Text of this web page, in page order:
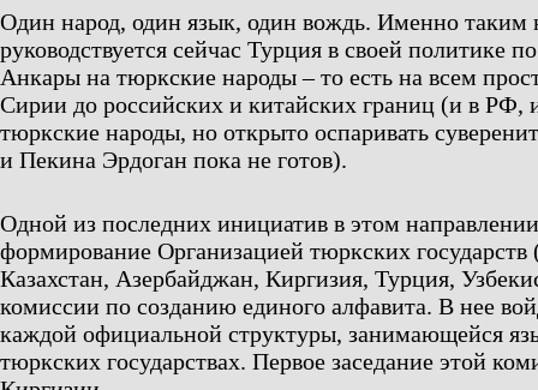
Один народ, один язык, один вождь. Именно таким
руководствуется сейчас Турция в своей политике
Анкары на тюркские народы – то есть на всем
Сирии до российских и китайских границ (и в
тюркские народы, но открыто оспаривать
и Пекина Эрдоган пока не готов).
Одной из последних инициатив в этом
формирование Организацией тюркских государств
Казахстан, Азербайджан, Киргизия, Турция,
комиссии по созданию единого алфавита. В нее
каждой официальной структуры, занимающейся
тюркских государствах. Первое заседание этой